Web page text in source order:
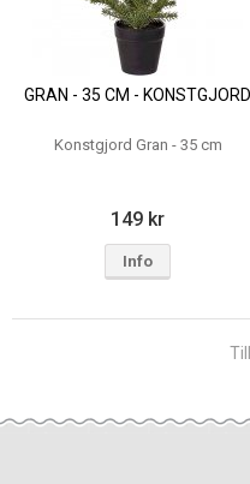
GRAN - 35 CM - KONSTGJORD
Konstgjord Gran - 35 cm
149 kr
Info